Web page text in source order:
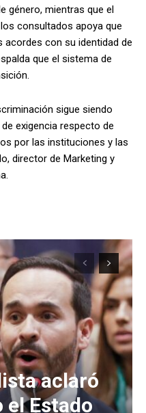
género, mientras que el
consultados apoya que
con su identidad de
que el sistema de
sigue siendo
exigencia respecto de
por las instituciones y las
director de Marketing y
aclaró
el Estado